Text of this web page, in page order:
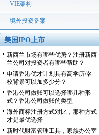
VIE架构
境外投资备案
美国IPO上市
新西兰市场有哪些优势？注册新西
兰公司对投资者有哪些帮助？
申请香港优才计划具有高学历/名
校背景可以加多少分？
香港公司做账可以选择哪几种形
式？香港公司做账的类型
海外商标注册方式对比，那种方式
才是最优选择
新时代财富管理工具，家族办公室